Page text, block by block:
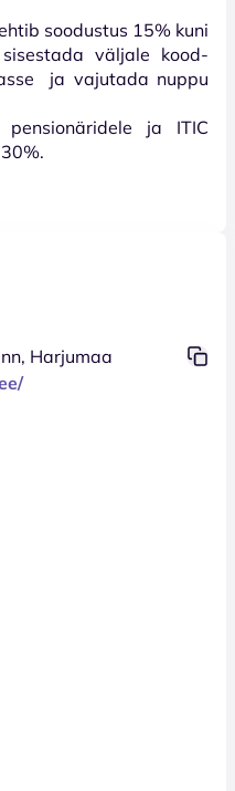
soodustus 15% kuni
väljale kood-
ja vajutada nuppu
ja ITIC
Harjumaa